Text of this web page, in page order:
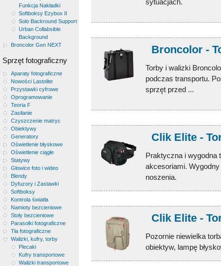
Funkcja Nakładki
Softboksy Ezybox II
Solo Backround Support
Urban Collabsible
Background
Broncolor Gen NEXT
Sprzęt fotograficzny
Aparaty fotograficzne
Nowości Lastolite
Przystawki cyfrowe
Oprogramowanie
Teoria F
Zasilanie
Czyszczenie matryc
Obiektywy
Generatory
Oświetlenie błyskowe
Oświetlenie ciągłe
Statywy
Głowice foto i wideo
Blendy
Dyfuzory i Zastawki
Softboksy
Kontrola światła
Namioty bezcieniowe
Stoły bezcieniowe
Parasolki fotograficzne
Tła fotograficzne
Walizki, kufry, torby
Plecaki
Kufry transportowe
Walizki transportowe
Broncolor -
Torby i walizki
podczas transportu.
sprzęt przed ...
Clik Elite -
Praktyczna i wygodna
akcesoriami.
noszenia.
Clik Elite -
Pozornie niewielka
obiektyw, lampę